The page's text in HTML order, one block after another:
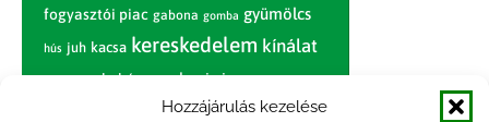
Hozzájárulás kezelése
fogyasztói piac gabona gomba gyümölcs
hús juh kacsa kereskedelem kínálat
körte marhahús nagybani piac narancs
nemzetközi árinformációk